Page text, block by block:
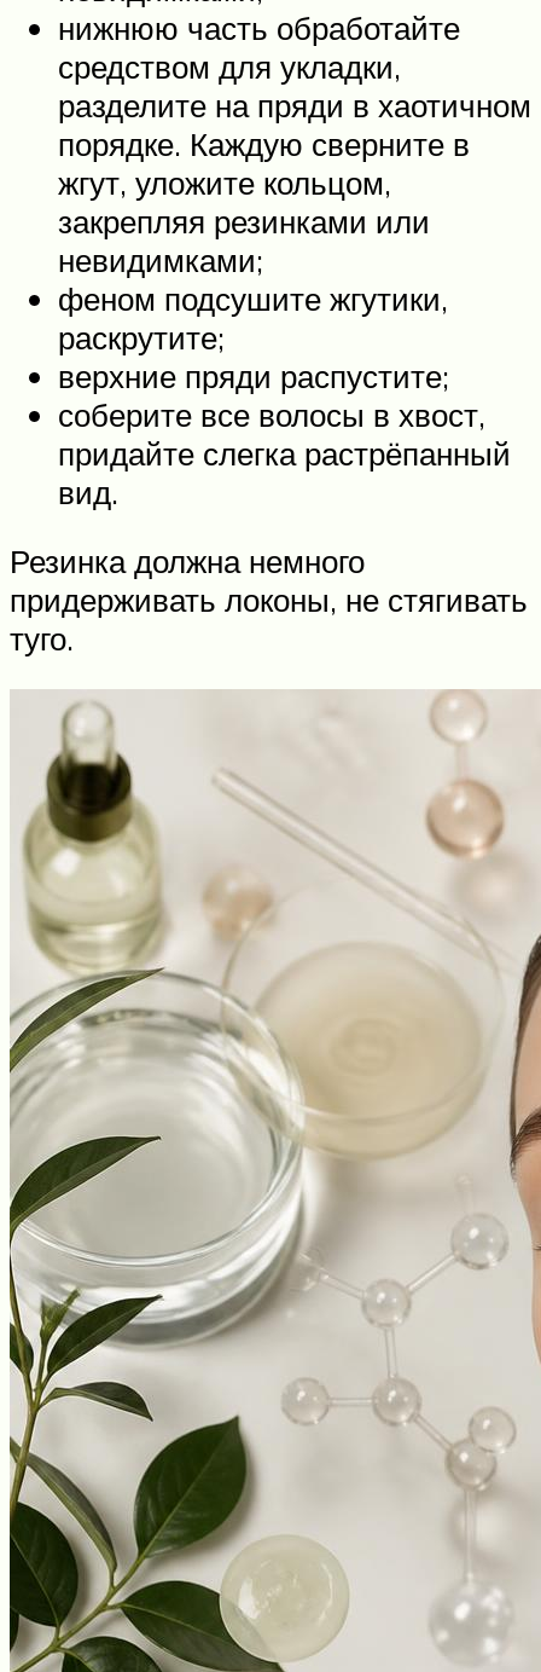
нижнюю часть обработайте
средством для укладки,
разделите на пряди в хаотичном
порядке. Каждую сверните в
жгут, уложите кольцом,
закрепляя резинками или
невидимками;
феном подсушите жгутики,
раскрутите;
верхние пряди распустите;
соберите все волосы в хвост,
придайте слегка растрёпанный
вид.
Резинка должна немного
придерживать локоны, не стягивать
туго.